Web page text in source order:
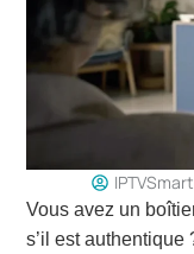
Vous avez un
s’il est authentique